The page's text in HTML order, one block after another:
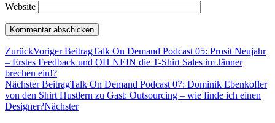
Website
ZurückVoriger BeitragTalk On Demand Podcast 05: Prosit Neujahr
– Erstes Feedback und OH NEIN die T-Shirt Sales im Jänner
brechen ein!?
Nächster BeitragTalk On Demand Podcast 07: Dominik Ebenkofler
von den Shirt Hustlern zu Gast: Outsourcing – wie finde ich einen
Designer?Nächster